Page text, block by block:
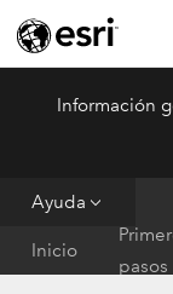
ArcGIS Pro Menu
Información
Ayuda
Inicio
pasos